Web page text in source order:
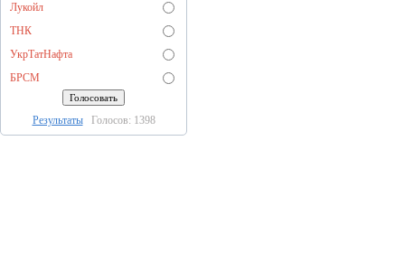
Лукойл
ТНК
УкрТатНафта
БРСМ
РезультатыГолосов: 1398